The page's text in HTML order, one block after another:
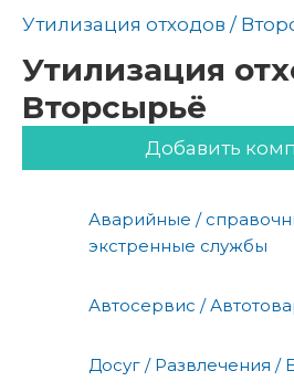
Утилизация отходов /
Утилизация
Вторсырьё
Добавить
Аварийные /
экстренные службы
Автосервис /
Досуг / Развлечения /